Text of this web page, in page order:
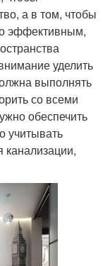
а в том, чтобы
эффективным,
уделить
выполнять
со всеми
обеспечить
учитывать
канализации,